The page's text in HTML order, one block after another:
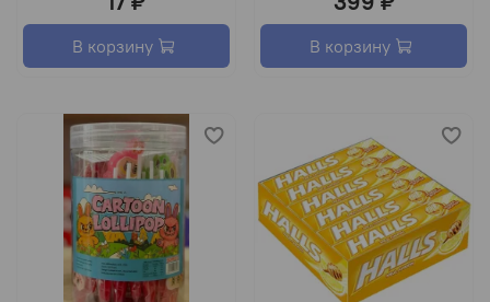
В корзину В корзину